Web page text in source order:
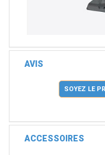
AVIS
SOYEZ LE
ACCESSOIRES